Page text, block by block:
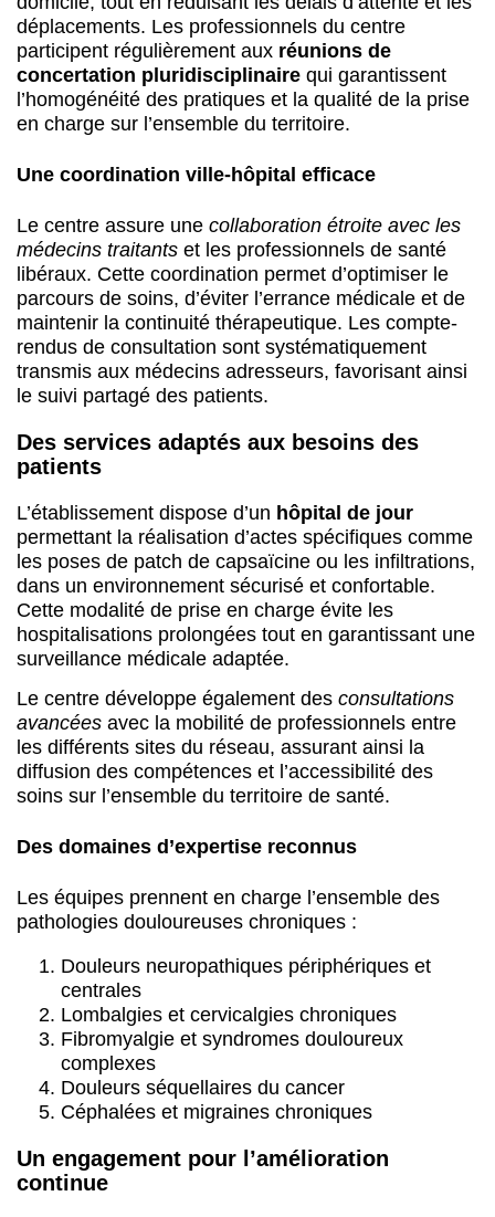
déplacements. Les professionnels du centre
participent régulièrement aux réunions de
concertation pluridisciplinaire qui garantissent
l’homogénéité des pratiques et la qualité de la prise
en charge sur l’ensemble du territoire.
Une coordination ville-hôpital efficace
Le centre assure une collaboration étroite avec les
médecins traitants et les professionnels de santé
libéraux. Cette coordination permet d’optimiser le
parcours de soins, d’éviter l’errance médicale et de
maintenir la continuité thérapeutique. Les compte-
rendus de consultation sont systématiquement
transmis aux médecins adresseurs, favorisant ainsi
le suivi partagé des patients.
Des services adaptés aux besoins des
patients
L’établissement dispose d’un hôpital de jour
permettant la réalisation d’actes spécifiques comme
les poses de patch de capsaïcine ou les infiltrations,
dans un environnement sécurisé et confortable.
Cette modalité de prise en charge évite les
hospitalisations prolongées tout en garantissant une
surveillance médicale adaptée.
Le centre développe également des consultations
avancées avec la mobilité de professionnels entre
les différents sites du réseau, assurant ainsi la
diffusion des compétences et l’accessibilité des
soins sur l’ensemble du territoire de santé.
Des domaines d’expertise reconnus
Les équipes prennent en charge l’ensemble des
pathologies douloureuses chroniques :
Douleurs neuropathiques périphériques et
centrales
Lombalgies et cervicalgies chroniques
Fibromyalgie et syndromes douloureux
complexes
Douleurs séquellaires du cancer
Céphalées et migraines chroniques
Un engagement pour l’amélioration
continue